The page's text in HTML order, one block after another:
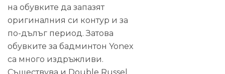
на обувките да запазят
оригиналния си контур и за
по-дълъг период. Затова
обувките за бадминтон Yonex
са много издръжливи.